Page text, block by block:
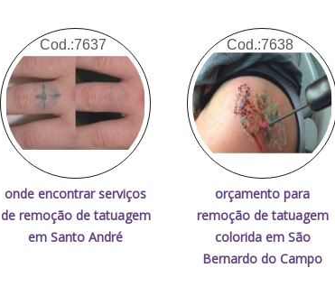
Cod.:7637
onde encontrar serviços
de remoção de tatuagem
em Santo André
Cod.:7638
orçamento para
remoção de tatuagem
colorida em São
Bernardo do Campo